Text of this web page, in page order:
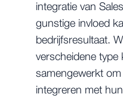
integratie van
gunstige invloed
bedrijfsresultaat.
verscheidene type
samengewerkt
integreren met